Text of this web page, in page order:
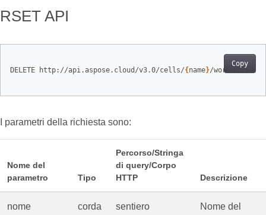
RSET API
Copy
DELETE http://api.aspose.cloud/v3.0/cells/{ name}/worksheets/
I parametri della richiesta sono:
Nome del
parametro
Tipo
Percorso/Stringa
di query/Corpo
HTTP
Descrizione
nome corda sentiero
Nome del